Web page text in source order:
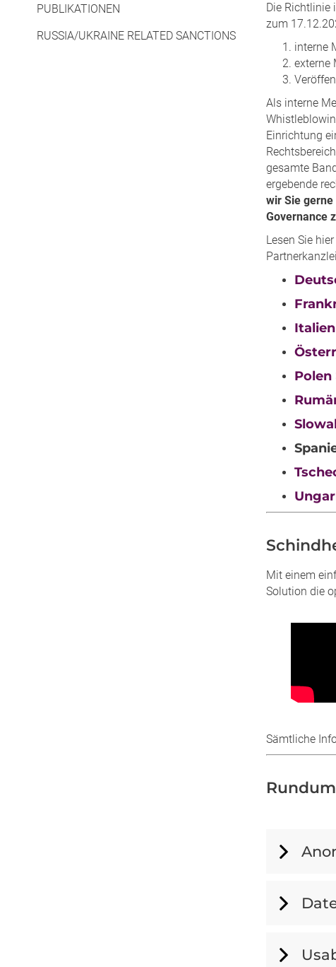
PUBLIKATIONEN
RUSSIA/UKRAINE RELATED SANCTIONS
Die Richtlinie
zum
interne
externe
Als interne
Einrichtung
gesamte
ergebende
wir Sie
Governance
Lesen Sie
Italien
Polen
Mit einem
Solution die
Sämtliche